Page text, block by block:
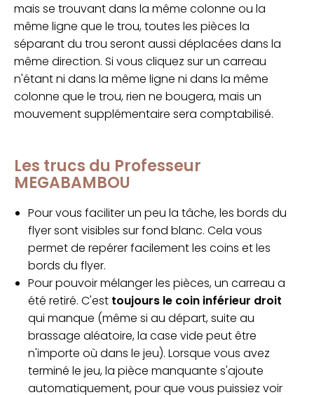
mais se trouvant dans la même colonne ou la
même ligne que le trou, toutes les pièces la
séparant du trou seront aussi déplacées dans la
même direction. Si vous cliquez sur un carreau
n'étant ni dans la même ligne ni dans la même
colonne que le trou, rien ne bougera, mais un
mouvement supplémentaire sera comptabilisé.
Les trucs du Professeur
MEGABAMBOU
Pour vous faciliter un peu la tâche, les bords du
flyer sont visibles sur fond blanc. Cela vous
permet de repérer facilement les coins et les
bords du flyer.
Pour pouvoir mélanger les pièces, un carreau a
été retiré. C'est toujours le coin inférieur droit
qui manque (même si au départ, suite au
brassage aléatoire, la case vide peut être
n'importe où dans le jeu). Lorsque vous avez
terminé le jeu, la pièce manquante s'ajoute
automatiquement, pour que vous puissiez voir